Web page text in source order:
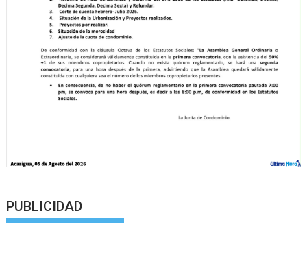
PUBLICIDAD